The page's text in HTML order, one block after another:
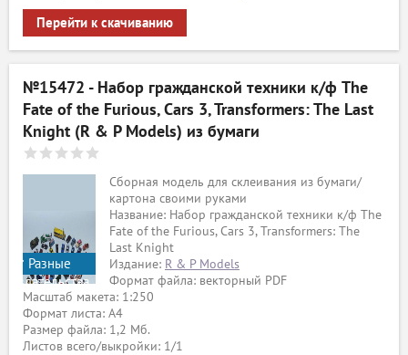
Перейти к скачиванию
№15472 - Набор гражданской техники к/ф The
Fate of the Furious, Cars 3, Transformers: The Last
Knight (R & P Models) из бумаги
Разные
издательства
Сборная модель для склеивания из бумаги/
картона своими руками
Название: Набор гражданской техники к/ф The
Fate of the Furious, Cars 3, Transformers: The
Last Knight
Издание: R & P Models
Формат файла: векторный PDF
Масштаб макета: 1:250
Формат листа: А4
Размер файла: 1,2 Мб.
Листов всего/выкройки: 1/1